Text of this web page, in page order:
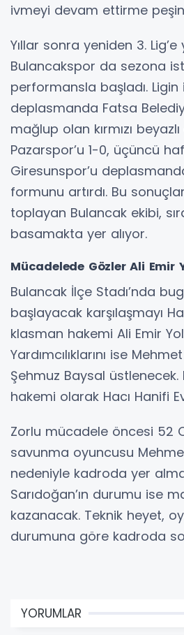
ivmeyi devam ettirme
Yıllar sonra yeniden 3. Lig’e
Bulancakspor da sezona
performansla başladı. Ligin
deplasmanda Fatsa
mağlup olan kırmızı
Pazarspor’u 1-0, üçüncü
Giresunspor’u
formunu artırdı. Bu
toplayan Bulancak ekibi,
basamakta yer alıyor.
Mücadelede Gözler Ali Emir
Bulancak İlçe Stadı’nda
başlayacak karşılaşmayı
klasman hakemi Ali Emir
Yardımcılıklarını ise
Şehmuz Baysal
hakemi olarak Hacı Hanifi
Zorlu mücadele öncesi 52
savunma oyuncusu
nedeniyle kadroda yer
Sarıdoğan’ın durumu ise
kazanacak. Teknik heyet,
durumuna göre kadroda
YORUMLAR